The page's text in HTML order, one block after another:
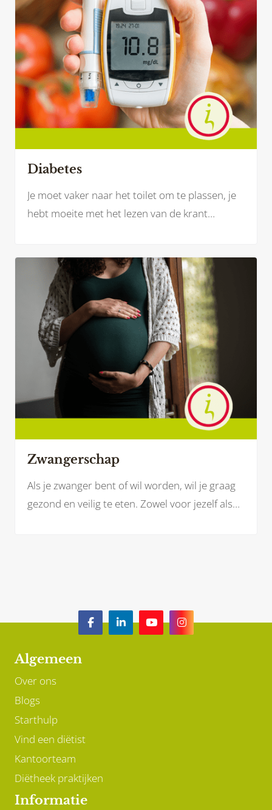
Diabetes
Je moet vaker naar het toilet om te plassen, je
hebt moeite met het lezen van de krant
zo’n droge mond hebt. Mogelijk herken jij jezelf
hierin.
Zwangerschap
Als je zwanger bent of wil worden, wil je graag
gezond en veilig te eten. Zowel voor jezelf als
Algemeen
Over ons
Blogs
Starthulp
Vind een diëtist
Kantoorteam
Diëtheek praktijken
Informatie